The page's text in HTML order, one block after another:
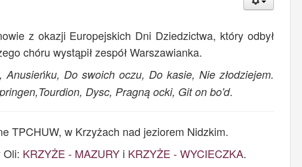
z okazji Europejskich Dni Dziedzictwa, który odbył
chóru wystąpił zespół Warszawianka.
Anusieńku, Do swoich oczu, Do kasie, Nie złodziejem.
Dysc, Pragną ocki, Git on bo'd.
TPCHUW, w Krzyżach nad jeziorem Nidzkim.
Oli: KRZYŻE - MAZURY i KRZYŻE - WYCIECZKA.